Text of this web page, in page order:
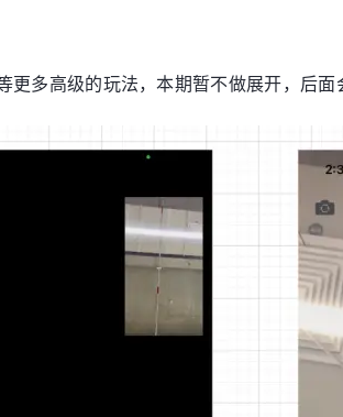
多高级的玩法，本期暂不做展开，后面